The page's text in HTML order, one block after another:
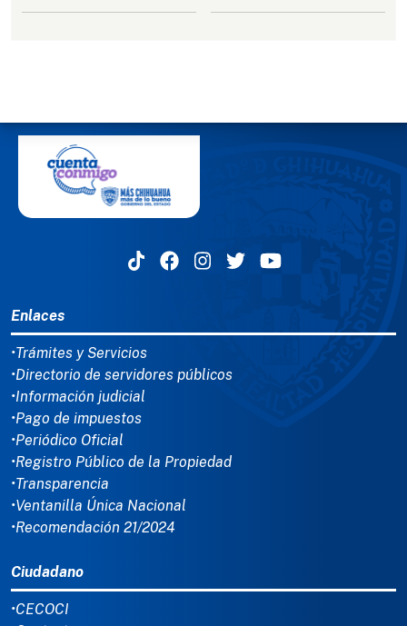
Enlaces
•Trámites y Servicios
•Directorio de servidores públicos
•Información judicial
•Pago de impuestos
•Periódico Oficial
•Registro Público de la Propiedad
•Transparencia
•Ventanilla Única Nacional
•Recomendación 21/2024
Ciudadano
•CECOCI